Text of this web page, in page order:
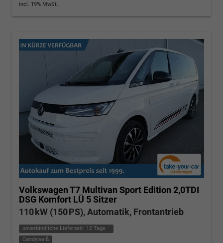
incl. 19% MwSt.
Volkswagen T7 Multivan Sport Edition 2,0TDI
DSG Komfort LÜ 5 Sitzer
110 kW (150 PS), Automatik, Frontantrieb
unverbindliche Lieferzeit: 12 Tage
Candyweiß